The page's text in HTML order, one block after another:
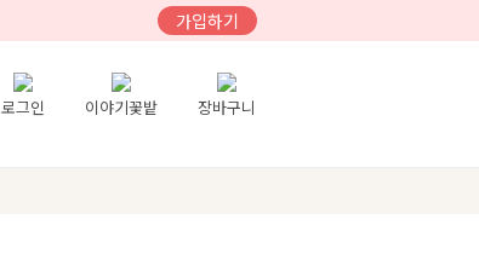
가입하기
로그인 이야기꽃밭 장바구니